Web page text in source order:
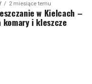
2 miesiące temu
w Kielcach –
komary i kleszcze